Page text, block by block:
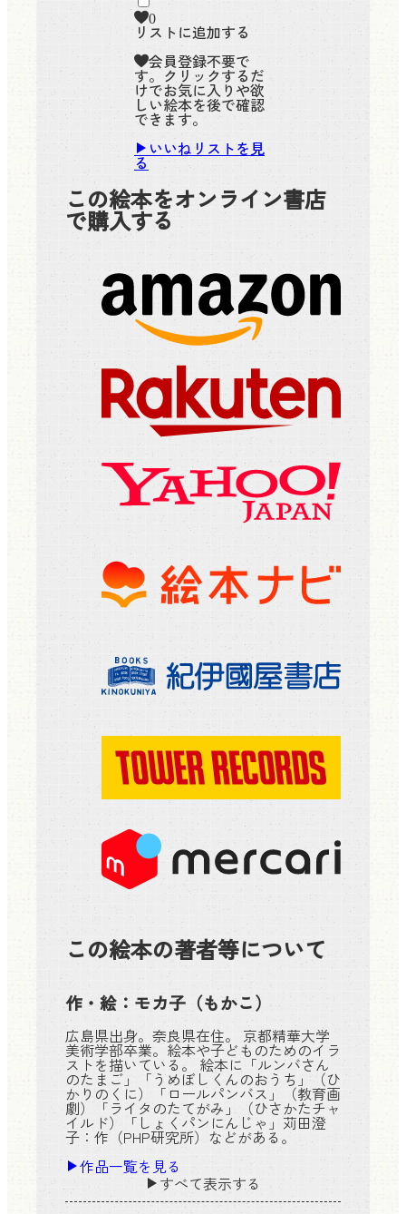
0
リストに追加する
会員登録不要で
す。クリックするだ
けでお気に入りや欲
しい絵本を後で確認
できます。
いいねリストを見
る
この絵本をオンライン書店
で購入する
この絵本の著者等について
作・絵：モカ子（もかこ）
広島県出身。奈良県在住。 京都精華大学
美術学部卒業。絵本や子どものためのイラ
ストを描いている。 絵本に「ルンバさん
のたまご」「うめぼしくんのおうち」（ひ
かりのくに）「ロールパンバス」（教育画
劇）「ライタのたてがみ」（ひさかたチャ
イルド）「しょくパンにんじゃ」苅田澄
子：作（PHP研究所）などがある。
作品一覧を見る
すべて表示する